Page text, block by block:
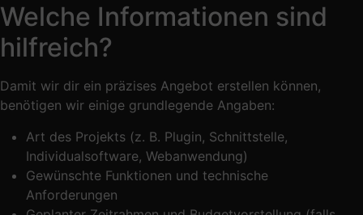
Welche Informationen sind
hilfreich?
Damit wir dir ein präzises Angebot erstellen können,
benötigen wir einige grundlegende Angaben:
Art des Projekts (z. B. Plugin, Schnittstelle,
Individualsoftware, Webanwendung)
Gewünschte Funktionen und technische
Anforderungen